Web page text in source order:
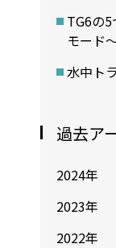
TG6の
モード
水中ト
過去ア
2024年
2023年
2022年